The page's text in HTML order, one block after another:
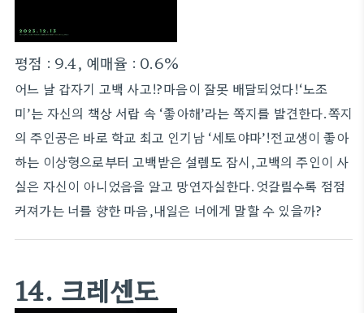
평점 : 9.4, 예매율 : 0.6%
어느 날 갑자기 고백 사고!?마음이 잘못 배달되었다!‘노조
미’는 자신의 책상 서랍 속 ‘좋아해’라는 쪽지를 발견한다.쪽지
의 주인공은 바로 학교 최고 인기남 ‘세토야마’!전교생이 좋아
하는 이상형으로부터 고백받은 설렘도 잠시,고백의 주인이 사
실은 자신이 아니었음을 알고 망연자실한다.엇갈릴수록 점점
커져가는 너를 향한 마음,내일은 너에게 말할 수 있을까?
14. 크레센도